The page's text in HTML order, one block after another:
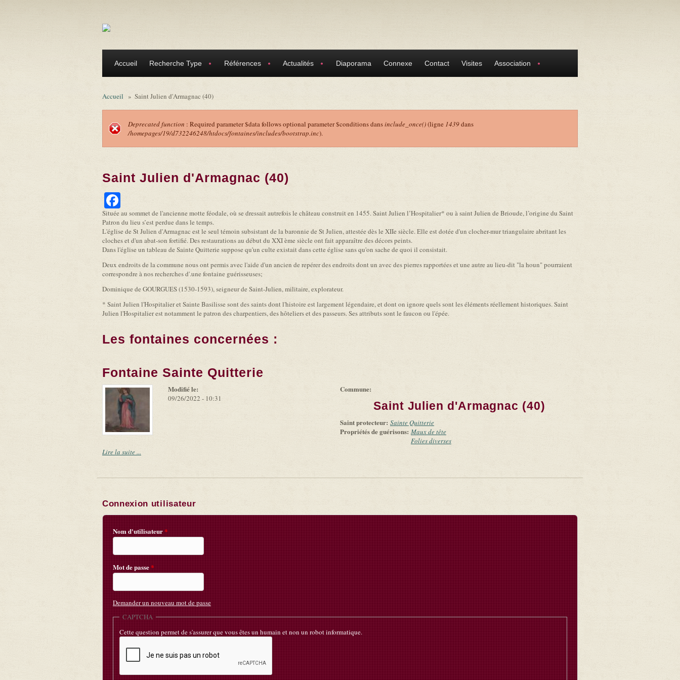
Accueil Recherche Type Références Actualités Diaporama Connexe Contact Visites Association
Accueil » Saint Julien d'Armagnac (40)
Message d'erreur
Deprecated function : Required parameter $data follows optional parameter $conditions dansinclude_once()(ligne 1439dans
/homepages/19/d732246248/htdocs/fontaines/includes/bootstrap.inc).
Saint Julien d'Armagnac (40)
Située au sommet de l'ancienne motte féodale, où se dressait autrefois le château construit en 1455. Saint Julien l’Hospitalier* ou à saint Julien de Brioude, l’origine du Saint
Patron du lieu s’est perdue dans le temps.
L'église de St Julien d'Armagnac est le seul témoin subsistant de la baronnie de St Julien, attestée dès le XIIe siècle. Elle est dotée d'un clocher-mur triangulaire abritant les
cloches et d'un abat-son fortifié. Des restaurations au début du XXI ème siècle ont fait apparaître des décors peints.
Dans l'église un tableau de Sainte Quitterie suppose qu'un culte existait dans cette église sans qu'on sache de quoi il consistait.
Deux endroits de la commune nous ont permis avec l'aide d'un ancien de repérer des endroits dont un avec des pierres rapportées et une autre au lieu-dit "la houn" pourraient
correspondre à nos recherches d'.une fontaine guérisseuses;
Dominique de GOURGUES (1530-1593), seigneur de Saint-Julien, militaire, explorateur.
* Saint Julien l'Hospitalier et Sainte Basilisse sont des saints dont l'histoire est largement légendaire, et dont on ignore quels sont les éléments réellement historiques. Saint
Julien l'Hospitalier est notamment le patron des charpentiers, des hôteliers et des passeurs. Ses attributs sont le faucon ou l'épée.
Les fontaines concernées :
Fontaine Sainte Quitterie
Modifié le:
09/26/2022 - 10:31
Commune:
Saint Julien d'Armagnac (40)
Saint protecteur: Sainte Quitterie
Propriétés de guérisons: Maux de tête
Folies diverses
Lire la suite ...
Connexion utilisateur
Nom d'utilisateur*
Mot de passe*
Demander un nouveau mot de passe
CAPTCHA
Cette question permet de s'assurer que vous êtes un humain et non un robot informatique.